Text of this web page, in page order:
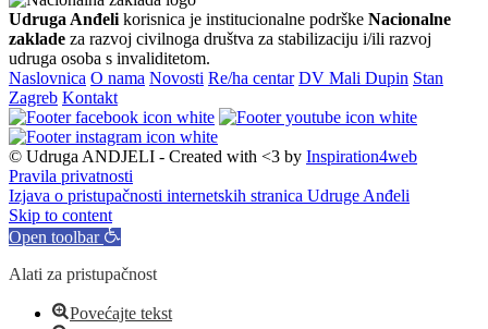
Udruga Anđeli korisnica je institucionalne podrške Nacionalne
zaklade za razvoj civilnoga društva za stabilizaciju i/ili razvoj
udruga osoba s invaliditetom.
Naslovnica O nama Novosti Re/ha centar DV Mali Dupin Stan
Zagreb Kontakt
© Udruga ANDJELI - Created with <3 by Inspiration4web
Pravila privatnosti
Izjava o pristupačnosti internetskih stranica Udruge Anđeli
Skip to content
Open toolbar
Alati za pristupačnost
Povećajte tekst